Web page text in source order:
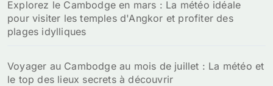
Explorez le Cambodge en mars : La météo idéale
pour visiter les temples d'Angkor et profiter des
plages idylliques
Voyager au Cambodge au mois de juillet : La météo et
le top des lieux secrets à découvrir